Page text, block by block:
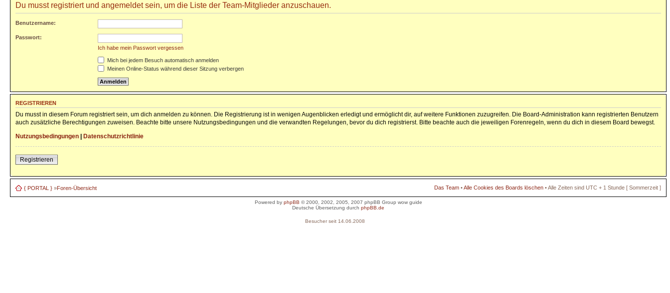
Du musst registriert und angemeldet sein, um die Liste der Team-Mitglieder anzuschauen.
Benutzername:
Passwort:
Ich habe mein Passwort vergessen
Mich bei jedem Besuch automatisch anmelden
Meinen Online-Status während dieser Sitzung verbergen
REGISTRIEREN
Du musst in diesem Forum registriert sein, um dich anmelden zu können. Die Registrierung ist in wenigen Augenblicken erledigt und ermöglicht dir, auf weitere Funktionen zuzugreifen. Die Board-Administration kann registrierten Benutzern
auch zusätzliche Berechtigungen zuweisen. Beachte bitte unsere Nutzungsbedingungen und die verwandten Regelungen, bevor du dich registrierst. Bitte beachte auch die jeweiligen Forenregeln, wenn du dich in diesem Board bewegst.
Nutzungsbedingungen
Datenschutzrichtlinie
Registrieren
{ PORTAL } »Foren-Übersicht Das Team •Alle Cookies des Boards löschen • Alle Zeiten sind UTC + 1 Stunde [ Sommerzeit ]
Powered by phpBB © 2000, 2002, 2005, 2007 phpBB Group wow guide
Deutsche Übersetzung durchphpBB.de
Besucher seit 14.06.2008